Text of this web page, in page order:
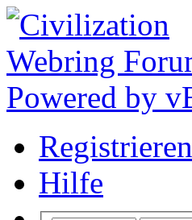
Registrieren
Hilfe